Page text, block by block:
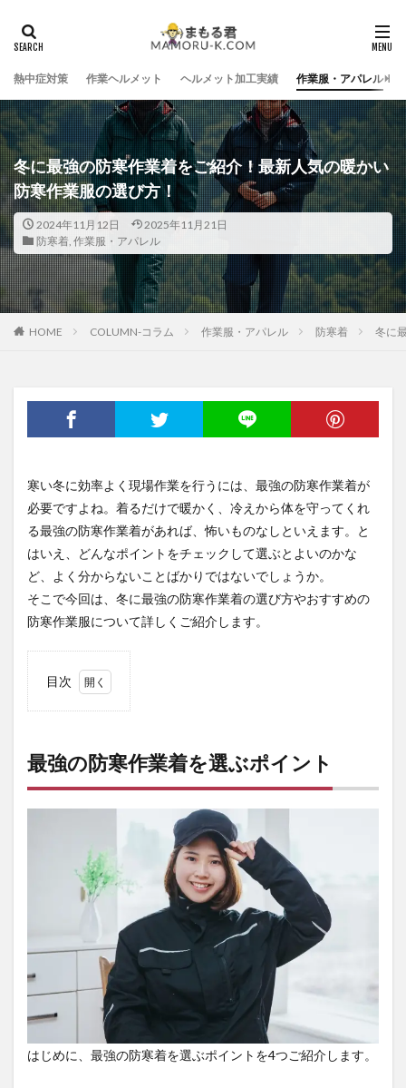
熱中症対策 作業ヘルメット ヘルメット加工実績 作業服・アパレル
冬に最強の防寒作業着をご紹介！最新人気の暖かい
防寒作業服の選び方！
2024年11月12日
2025年11月21日
防寒着, 作業服・アパレル
HOME COLUMN-コラム 作業服・アパレル 防寒着 冬に
寒い冬に効率よく現場作業を行うには、最強の防寒作業着が
必要ですよね。着るだけで暖かく、冷えから体を守ってくれ
る最強の防寒作業着があれば、怖いものなしといえます。と
はいえ、どんなポイントをチェックして選ぶとよいのかな
ど、よく分からないことばかりではないでしょうか。
そこで今回は、冬に最強の防寒作業着の選び方やおすすめの
防寒作業服について詳しくご紹介します。
目次
寒作
業着
を選
防寒
材や
1.2
防水
性能
最強の防寒作業着を選ぶポイント
はじめに、最強の防寒着を選ぶポイントを4つご紹介します。